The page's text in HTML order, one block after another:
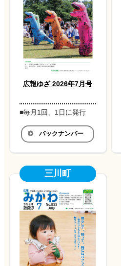
広報ゆざ 2026年7月号
■毎月1回、1日に発行
バックナンバー
三川町